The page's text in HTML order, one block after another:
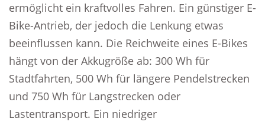
ermöglicht ein kraftvolles Fahren. Ein günstiger E-
Bike-Antrieb, der jedoch die Lenkung etwas
beeinflussen kann. Die Reichweite eines E-Bikes
hängt von der Akkugröße ab: 300 Wh für
Stadtfahrten, 500 Wh für längere Pendelstrecken
und 750 Wh für Langstrecken oder
Lastentransport. Ein niedriger